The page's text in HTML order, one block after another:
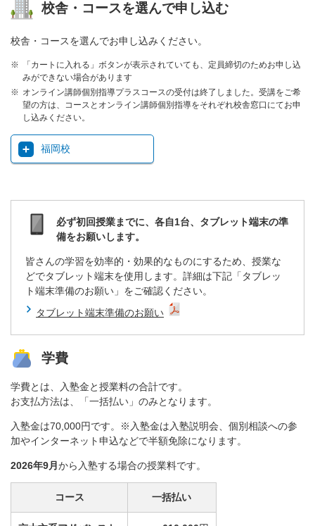
校舎・コースを選んで申し込む
校舎・コースを選んでお申し込みください。
「カートに入れる」ボタンが表示されていても、定員締切のためお申し込
みができない場合があります
オンライン講師個別指導プラスコースの受付は終了しました。受講をご希
望の方は、コースとオンライン講師個別指導をそれぞれ校舎窓口にてお申
し込みください。
福岡校
必ず初回授業までに、各自1台、タブレット端末の準
備をお願いします。
皆さんの学習を効率的・効果的なものにするため、授業な
どでタブレット端末を使用します。詳細は下記「タブレッ
ト端末準備のお願い」をご確認ください。
タブレット端末準備のお願い
学費
学費とは、入塾金と授業料の合計です。
お支払方法は、「一括払い」のみとなります。
入塾金は70,000円です。※入塾金は入塾説明会、個別相談への参
加やインターネット申込などで半額免除になります。
2026年9月 から入塾する場合の授業料です。
コース 一括払い